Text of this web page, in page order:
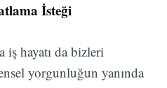
İsteği
iş hayatı da bizleri
yorgunluğun yanında